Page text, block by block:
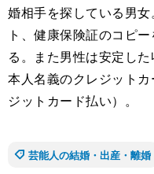
婚相手を探している男
ト、健康保険証のコピ
る。また男性は安定し
本人名義のクレジット
ジットカード払い）。
芸能人の結婚・出産・離婚